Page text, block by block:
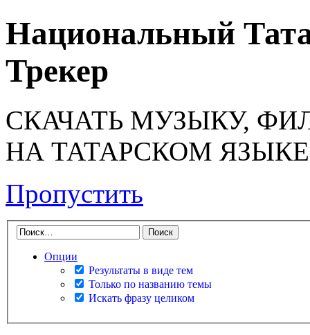
Национальный
Трекер
СКАЧАТЬ МУЗЫКУ,
НА ТАТАРСКОМ ЯЗЫКЕ
Пропустить
Опции
Результаты в виде тем
Только по названию темы
Искать фразу целиком